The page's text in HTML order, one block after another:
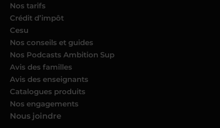
Nos tarifs
Crédit d’impôt
Cesu
Nos conseils et guides
Nos Podcasts Ambition Sup
Avis des familles
Avis des enseignants
Catalogues produits
Nos engagements
Nous joindre